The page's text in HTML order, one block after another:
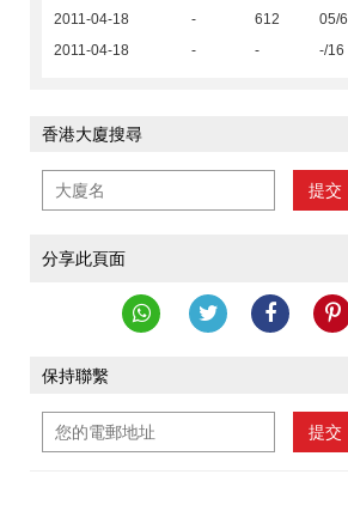
2011-04-18
- 612 05/6
2011-04-18
- - -/16
香港大廈搜尋
提交
分享此頁面
保持聯繫
提交